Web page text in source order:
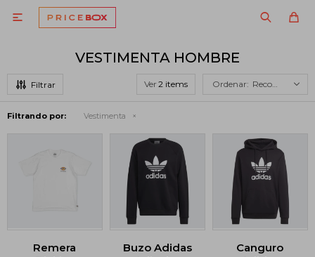

VESTIMENTA HOMBRE
Ver Recomendados
Filtrando por: Vestimenta
Remera
Buzo Adidas
Canguro